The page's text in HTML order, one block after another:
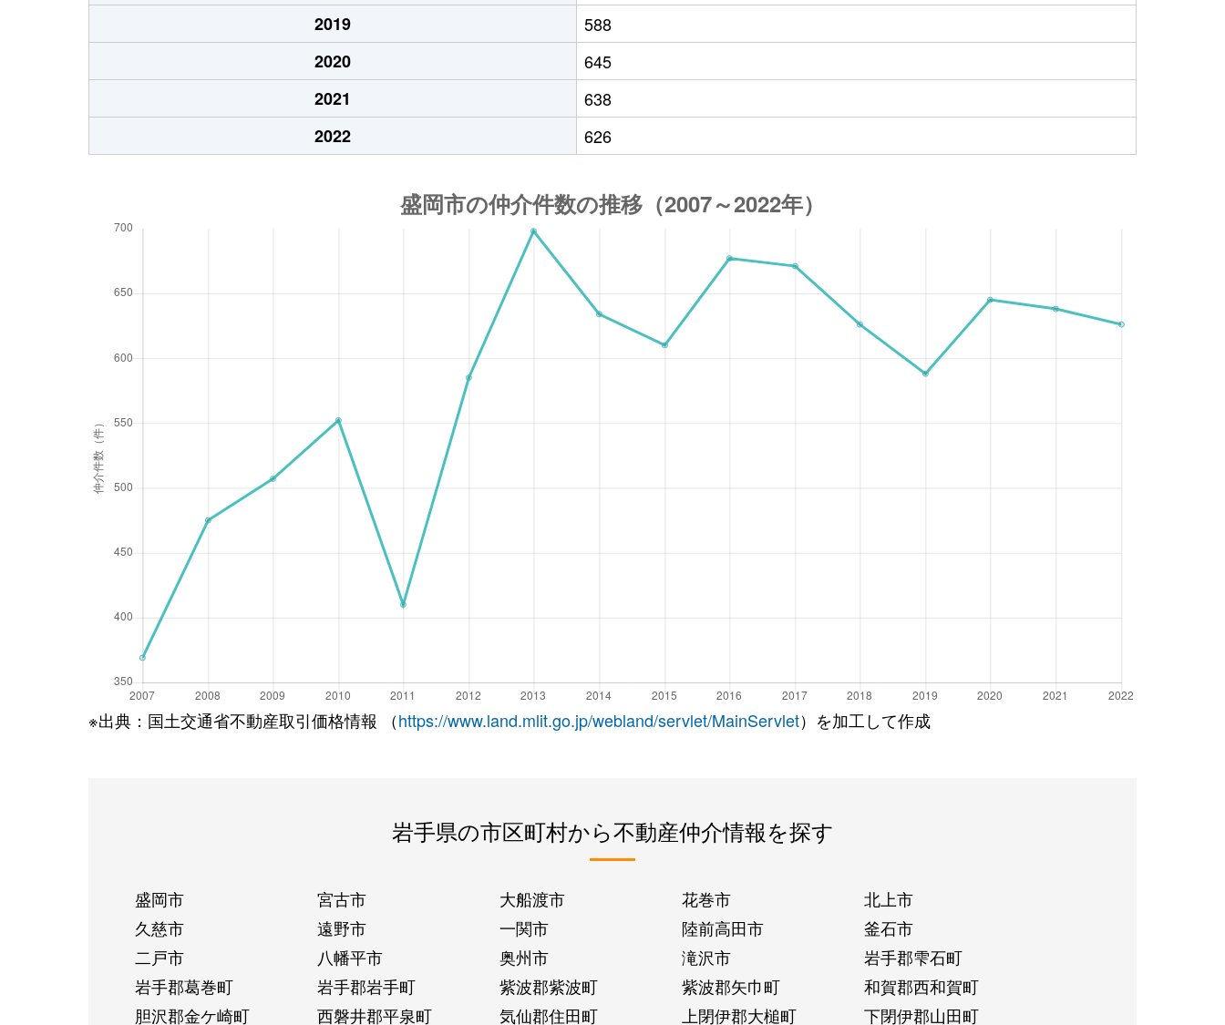
2019
588
2020
645
2021
638
2022
626
※出典：国土交通省不動産取引価格情報 （https://www.land.mlit.go.jp/webland/servlet/MainServlet）を加工して作成
岩手県の市区町村から不動産仲介情報を探す
盛岡市 宮古市 大船渡市 花巻市
北上市
久慈市
遠野市 一関市 陸前高田市
釜石市
二戸市
八幡平市 奥州市 滝沢市
岩手郡雫石町
岩手郡葛巻町
岩手郡岩手町 紫波郡紫波町 紫波郡矢巾町
和賀郡西和賀町
胆沢郡金ケ崎町
西磐井郡平泉町 気仙郡住田町 上閉伊郡大槌町 下閉伊郡山田町